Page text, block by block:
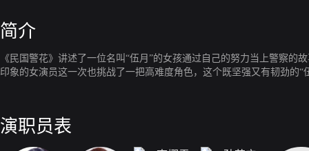
简介
《民国警花》讲述了一位名叫“伍月”的女孩通过自己的努力当上警察
印象的女演员这一次也挑战了一把高难度角色，这个既坚强又有韧劲的“
演职员表